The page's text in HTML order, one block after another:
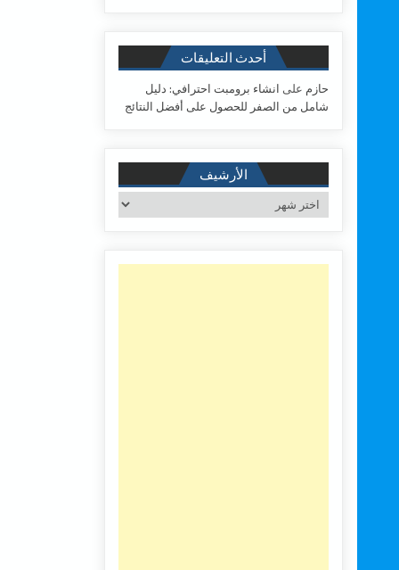
أحدث التعليقات
حازم على انشاء برومبت احترافي: دليل
شامل من الصفر للحصول على أفضل النتائج
الأرشيف
الأرشيف